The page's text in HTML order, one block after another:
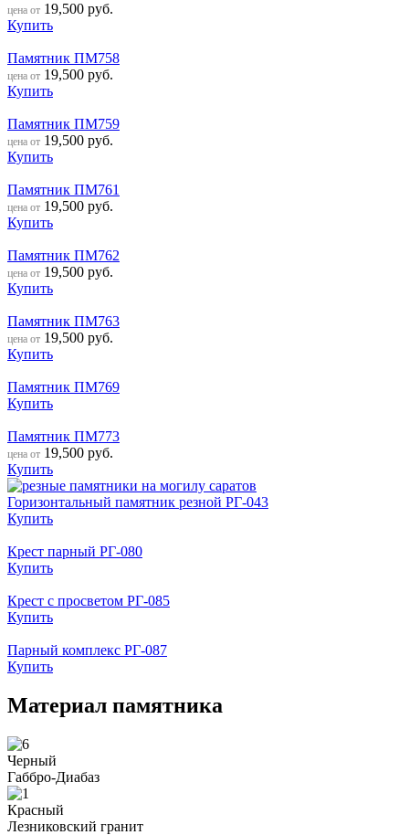
цена от 19,500 руб.
Купить
Памятник ПМ758
цена от 19,500 руб.
Купить
Памятник ПМ759
цена от 19,500 руб.
Купить
Памятник ПМ761
цена от 19,500 руб.
Купить
Памятник ПМ762
цена от 19,500 руб.
Купить
Памятник ПМ763
цена от 19,500 руб.
Купить
Памятник ПМ769
Купить
Памятник ПМ773
цена от 19,500 руб.
Купить
Горизонтальный памятник резной РГ-043
Купить
Крест парный РГ-080
Купить
Крест с просветом РГ-085
Купить
Парный комплекс РГ-087
Купить
Материал памятника
Черный
Габбро-Диабаз
Красный
Лезниковский гранит